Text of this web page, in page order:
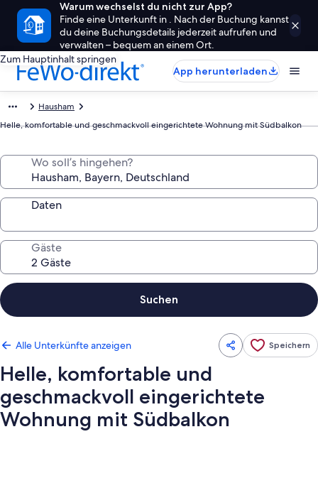
Warum wechselst du nicht zur App?
Finde eine Unterkunft in . Nach der Buchung kannst
du deine Buchungsdetails jederzeit aufrufen und
verwalten – bequem an einem Ort.
Zum Hauptinhalt springen
App herunterladen
Hausham
Helle, komfortable und geschmackvoll eingerichtete Wohnung mit Südbalkon
Wo soll’s hingehen?
Daten
Gäste
Suchen
Alle Unterkünfte anzeigen Speichern
Helle, komfortable und
geschmackvoll eingerichtete
Wohnung mit Südbalkon